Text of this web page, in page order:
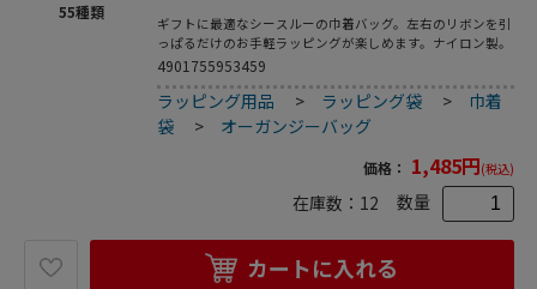
55種類
ギフトに最適なシースルーの巾着バッグ。左右のリボンを引
っぱるだけのお手軽ラッピングが楽しめます。ナイロン製。
4901755953459
ラッピング用品 > ラッピング袋 > 巾着
袋
> オーガンジーバッグ
価格： 1,485円(税込)
在庫数： 12 数量
カートに入れる